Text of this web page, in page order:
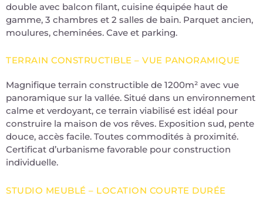
double avec balcon filant, cuisine équipée haut de
gamme, 3 chambres et 2 salles de bain. Parquet ancien,
moulures, cheminées. Cave et parking.
TERRAIN CONSTRUCTIBLE – VUE PANORAMIQUE
Magnifique terrain constructible de 1200m² avec vue
panoramique sur la vallée. Situé dans un environnement
calme et verdoyant, ce terrain viabilisé est idéal pour
construire la maison de vos rêves. Exposition sud, pente
douce, accès facile. Toutes commodités à proximité.
Certificat d’urbanisme favorable pour construction
individuelle.
STUDIO MEUBLÉ – LOCATION COURTE DURÉE